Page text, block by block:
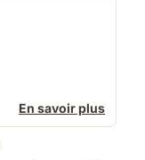
En savoir plus